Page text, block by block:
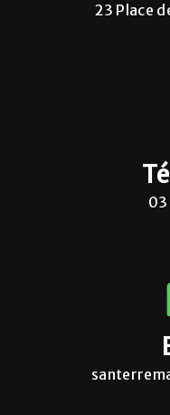
23 Place